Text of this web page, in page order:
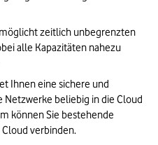
zeitlich unbegrenzten
alle Kapazitäten nahezu
Ihnen eine sichere und
Netzwerke beliebig in die Cloud
können Sie bestehende
verbinden.